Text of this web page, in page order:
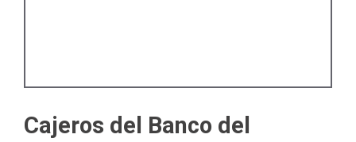
Cajeros del Banco del